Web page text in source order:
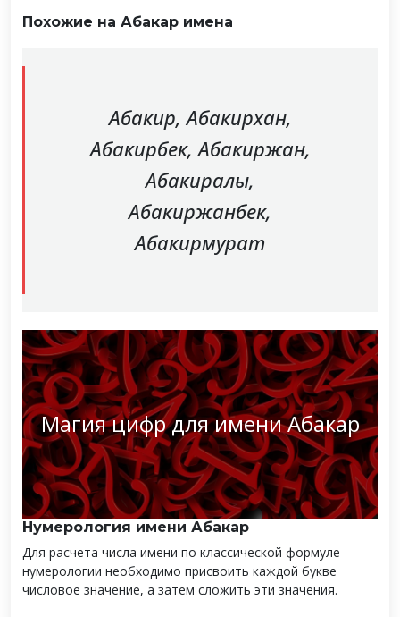
Похожие на Абакар имена
Абакир, Абакирхан,
Абакирбек, Абакиржан,
Абакиралы,
Абакиржанбек,
Абакирмурат
Магия цифр для имени Абакар
Нумерология имени Абакар
Для расчета числа имени по классической формуле
нумерологии необходимо присвоить каждой букве
числовое значение, а затем сложить эти значения.